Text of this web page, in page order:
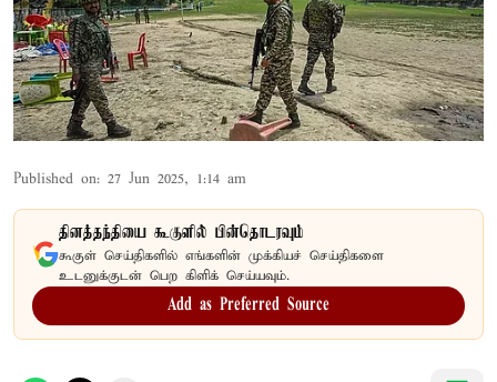
Published on: 27 Jun 2025, 1:14 am
தினத்தந்தியை கூகுளில் பின்தொடரவும்
கூகுள் செய்திகளில் எங்களின் முக்கியச் செய்திகளை
உடனுக்குடன் பெற கிளிக் செய்யவும்.
Add as Preferred Source